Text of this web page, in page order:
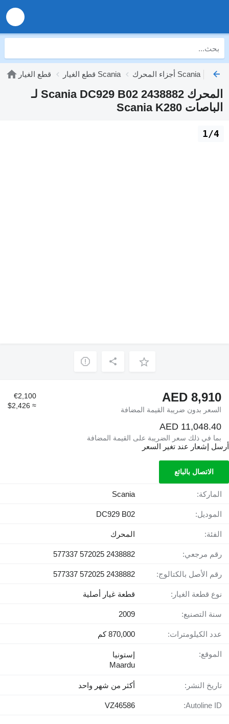
قطع الغيار قطع الغيار Scania أجزاء المحرك Scania
المحرك Scania DC929 B02 2438882 لـ
الباصات Scania K280
1/4
AED 8,910
السعر بدون ضريبة القيمة المضافة
€2,100
≈ $2,426
AED 11,048.40
بما في ذلك سعر الضريبة على القيمة المضافة
أرسل إشعار عند تغير السعر
الاتصال بالبائع
الماركة: Scania
الموديل: DC929 B02
الفئة: المحرك
رقم مرجعي: 2438882 572025 577337
رقم الأصل بالكتالوج: 2438882 572025 577337
نوع قطعة الغيار: قطعة غيار أصلية
سنة التصنيع: 2009
عدد الكيلومترات: 870,000 كم
الموقع:
إستونيا
Maardu
تاريخ النشر: أكثر من شهر واحد
Autoline ID:
VZ46586